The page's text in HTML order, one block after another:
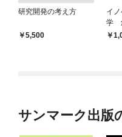
研究開発の考え方
￥5,500
イ
学
され
サンマーク出版